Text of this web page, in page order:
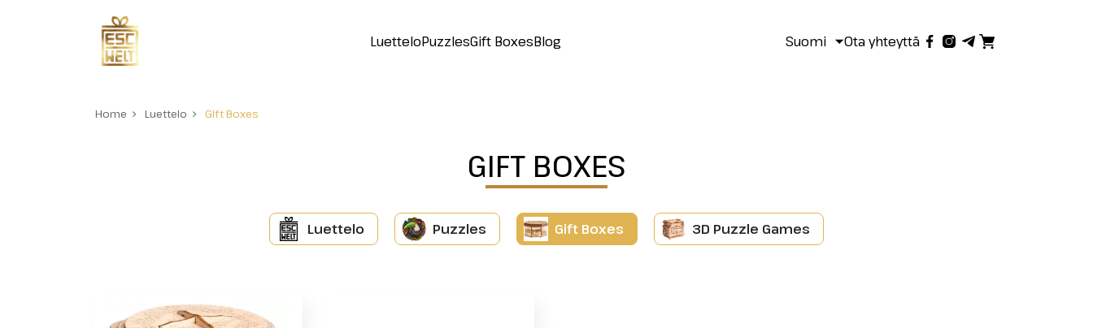
LuetteloPuzzlesGift BoxesBlog Suomi Ota yhteyttä
Home Luettelo Gift Boxes
GIFT BOXES
Luettelo Puzzles Gift Boxes 3D Puzzle Games